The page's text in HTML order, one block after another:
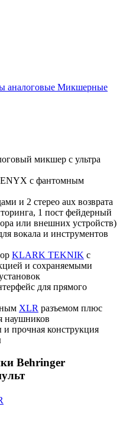
аналоговые Микшерные
микшер с ультра
с фантомным
и 2 стерео aux возврата
1 пост фейдерный
или внешних устройств)
вокала и инструментов
KLARK TEKNIK с
и сохраняемыми
для прямого
XLR разъемом плюс
наушников
прочная конструкция
Behringer